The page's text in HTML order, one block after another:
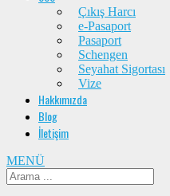
Çıkış Harcı
e-Pasaport
Pasaport
Schengen
Seyahat Sigortası
Vize
Hakkımızda
Blog
İletişim
MENÜ